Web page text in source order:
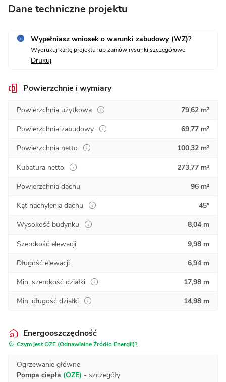
Dane techniczne projektu
Wypełniasz wniosek o warunki zabudowy (WZ)?
Wydrukuj kartę projektu lub zamów rysunki szczegółowe
Drukuj
Powierzchnie i wymiary
Powierzchnia użytkowa
79,62 m²
Powierzchnia zabudowy
69,77 m²
Powierzchnia netto
100,32 m²
Kubatura netto
273,77 m³
Powierzchnia dachu
96 m²
Kąt nachylenia dachu
45°
Wysokość budynku
8,04 m
Szerokość elewacji
9,98 m
Długość elewacji
6,94 m
Min. szerokość działki
17,98 m
Min. długość działki
14,98 m
Energooszczędność
Czym jest OZE (Odnawialne Źródło Energii)?
Ogrzewanie główne
Pompa ciepła (OZE) - szczegóły